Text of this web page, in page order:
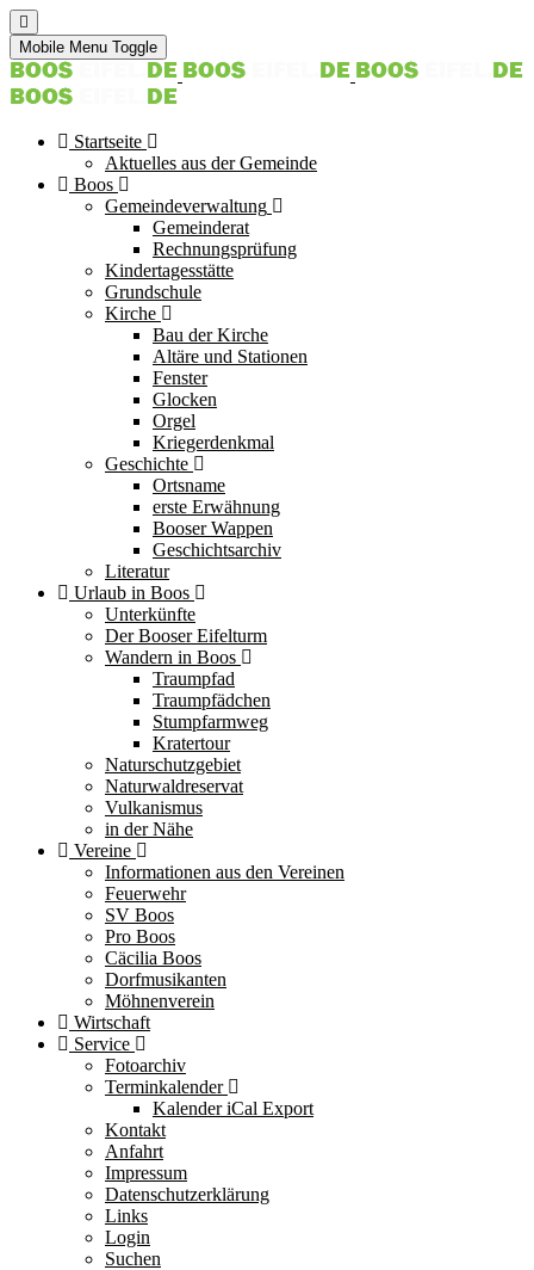
Mobile Menu Toggle
Startseite
Aktuelles aus der Gemeinde
Boos
Gemeindeverwaltung
Gemeinderat
Rechnungsprüfung
Kindertagesstätte
Grundschule
Kirche
Bau der Kirche
Altäre und Stationen
Fenster
Glocken
Orgel
Kriegerdenkmal
Geschichte
Ortsname
erste Erwähnung
Booser Wappen
Geschichtsarchiv
Literatur
Urlaub in Boos
Unterkünfte
Der Booser Eifelturm
Wandern in Boos
Traumpfad
Traumpfädchen
Stumpfarmweg
Kratertour
Naturschutzgebiet
Naturwaldreservat
Vulkanismus
in der Nähe
Vereine
Informationen aus den Vereinen
Feuerwehr
SV Boos
Pro Boos
Cäcilia Boos
Dorfmusikanten
Möhnenverein
Wirtschaft
Service
Fotoarchiv
Terminkalender
Kalender iCal Export
Kontakt
Anfahrt
Impressum
Datenschutzerklärung
Links
Login
Suchen